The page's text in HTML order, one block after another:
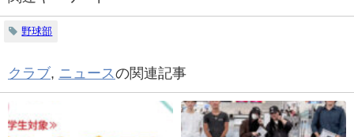
野球部
クラブ, ニュースの関連記事